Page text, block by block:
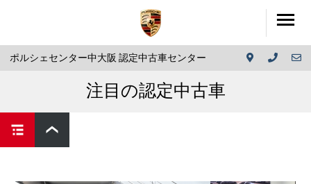
ポルシェセンター中大阪 認定中古車センター
注目の認定中古車